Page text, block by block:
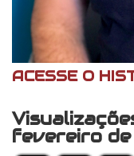
ACESSE O
fevereiro de